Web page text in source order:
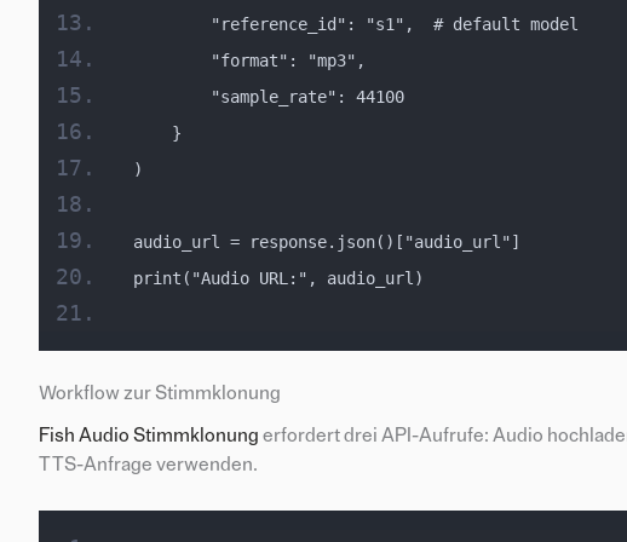
        "reference_id": "s1",  # default model
        "format": "mp3",
        "sample_rate": 44100
    }
)
audio_url = response.json()["audio_url"]
print("Audio URL:", audio_url)
Workflow zur Stimmklonung
Fish Audio Stimmklonung erfordert drei API-Aufrufe: Audio
TTS-Anfrage verwenden.